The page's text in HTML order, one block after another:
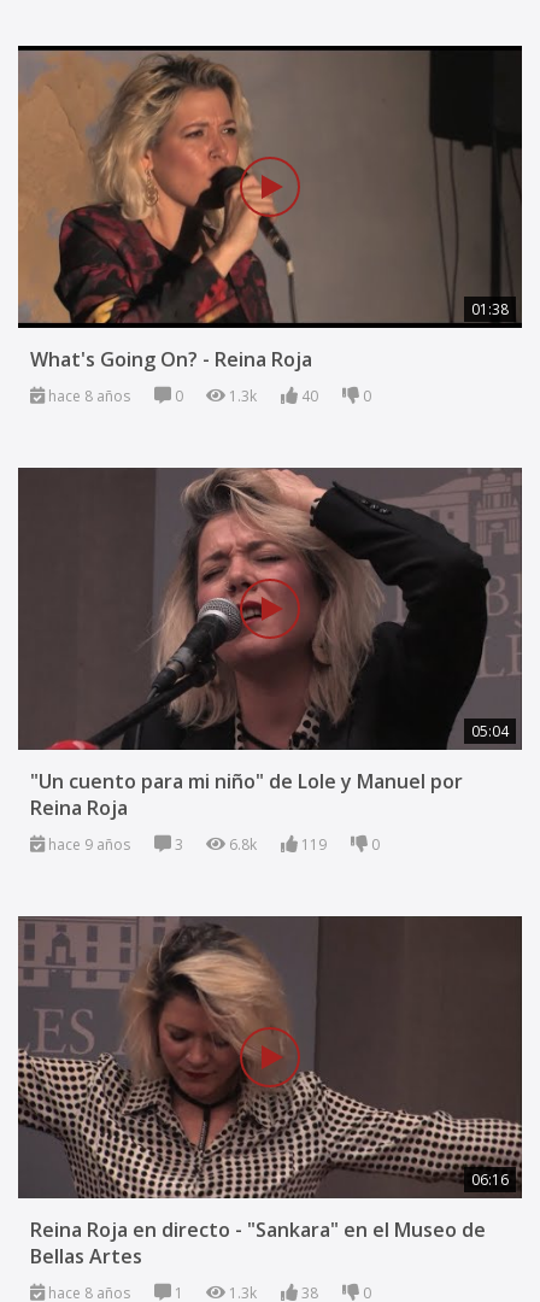
01:38
What's Going On? - Reina Roja
hace 8 años 0 1.3k 40 0
05:04
"Un cuento para mi niño" de Lole y Manuel por
Reina Roja
hace 9 años 3 6.8k 119 0
06:16
Reina Roja en directo - "Sankara" en el Museo de
Bellas Artes
hace 8 años 1 1.3k 38 0